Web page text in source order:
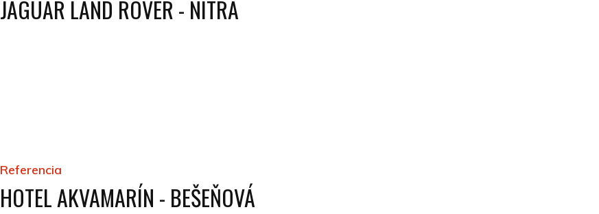
JAGUAR LAND ROVER - NITRA
Referencia
HOTEL AKVAMARÍN - BEŠEŇOVÁ